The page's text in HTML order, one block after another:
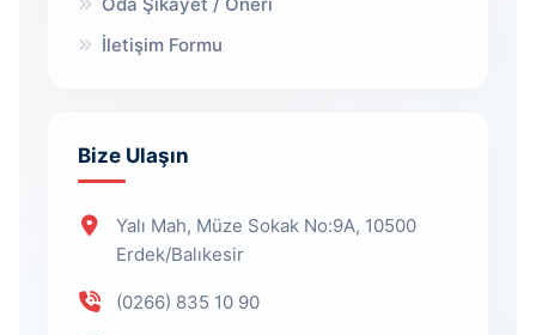
İletişim Formu
Bize Ulaşın
Yalı Mah, Müze Sokak No:9A, 10500
Erdek/Balıkesir
(0266) 835 10 90